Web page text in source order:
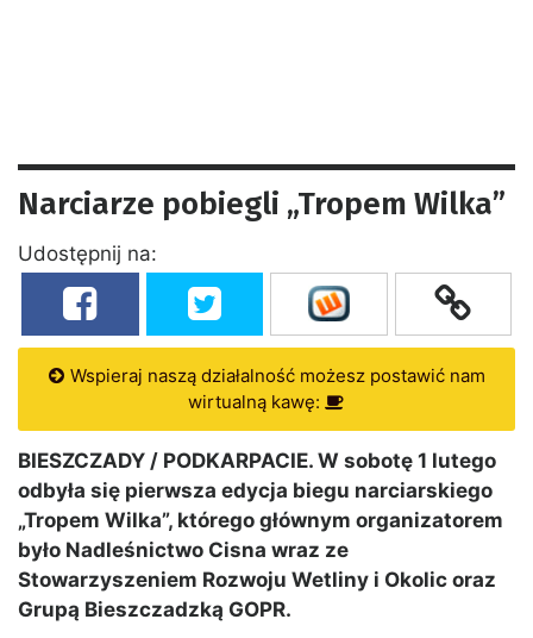
Narciarze pobiegli „Tropem Wilka”
Udostępnij na:
Wspieraj naszą działalność możesz postawić nam
wirtualną kawę:
BIESZCZADY / PODKARPACIE. W sobotę 1 lutego
odbyła się pierwsza edycja biegu narciarskiego
„Tropem Wilka”, którego głównym organizatorem
było Nadleśnictwo Cisna wraz ze
Stowarzyszeniem Rozwoju Wetliny i Okolic oraz
Grupą Bieszczadzką GOPR.